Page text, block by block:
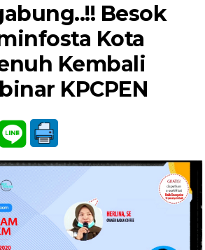
Besok
Kota
Kembali
KPCPEN